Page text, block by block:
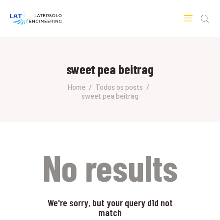
sweet pea beitrag
Home
Todos os posts
sweet pea beitrag
SOBRE A LATERSOLO
ENGINEERING
No results
We're sorry, but your query did not
match